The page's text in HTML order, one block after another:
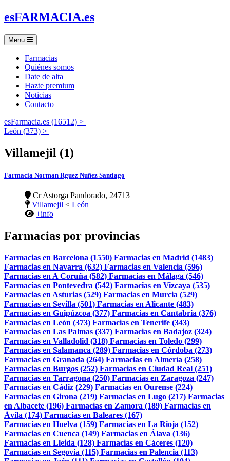
esFARMACIA.es
Menu
Farmacias
Quiénes somos
Date de alta
Hazte premium
Noticias
Contacto
esFarmacia.es (16512) >
León (373) >
Villamejil (1)
Farmacia Norman Rguez Nuñez Santiago
Cr Astorga Pandorado, 24713
Villamejil < León
+info
Farmacias por provincias
Farmacias en Barcelona (1550) Farmacias en Madrid (1483)
Farmacias en Navarra (632) Farmacias en Valencia (596)
Farmacias en A Coruña (582) Farmacias en Málaga (546)
Farmacias en Pontevedra (542) Farmacias en Vizcaya (535)
Farmacias en Asturias (529) Farmacias en Murcia (529)
Farmacias en Sevilla (501) Farmacias en Alicante (483)
Farmacias en Guipúzcoa (377) Farmacias en Cantabria (376)
Farmacias en León (373) Farmacias en Tenerife (343)
Farmacias en Las Palmas (337) Farmacias en Badajoz (324)
Farmacias en Valladolid (318) Farmacias en Toledo (299)
Farmacias en Salamanca (289) Farmacias en Córdoba (273)
Farmacias en Granada (264) Farmacias en Almería (258)
Farmacias en Burgos (252) Farmacias en Ciudad Real (251)
Farmacias en Tarragona (250) Farmacias en Zaragoza (247)
Farmacias en Cádiz (229) Farmacias en Ourense (224)
Farmacias en Girona (219) Farmacias en Lugo (217) Farmacias
en Albacete (196) Farmacias en Zamora (189) Farmacias en
Ávila (174) Farmacias en Baleares (167)
Farmacias en Huelva (159) Farmacias en La Rioja (152)
Farmacias en Cuenca (149) Farmacias en Álava (136)
Farmacias en Lleida (128) Farmacias en Cáceres (120)
Farmacias en Segovia (115) Farmacias en Palencia (113)